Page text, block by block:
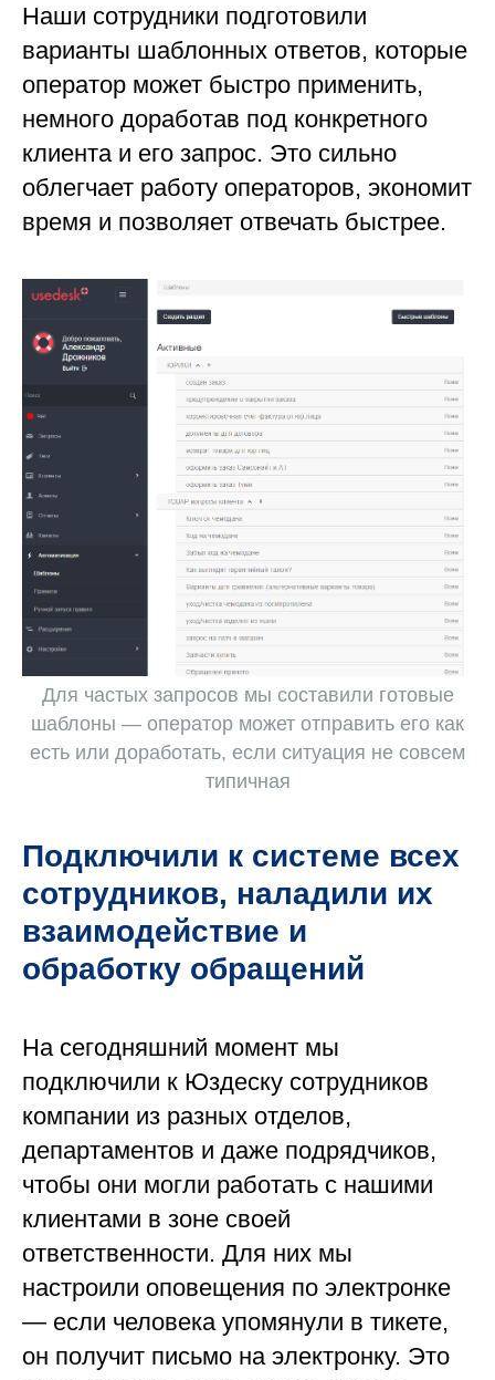
Наши сотрудники подготовили
варианты шаблонных ответов, которые
оператор может быстро применить,
немного доработав под конкретного
клиента и его запрос. Это сильно
облегчает работу операторов, экономит
время и позволяет отвечать быстрее.
Для частых запросов мы составили готовые
шаблоны — оператор может отправить его как
есть или доработать, если ситуация не совсем
типичная
Подключили к системе всех
сотрудников, наладили их
взаимодействие и
обработку обращений
На сегодняшний момент мы
подключили к Юздеску сотрудников
компании из разных отделов,
департаментов и даже подрядчиков,
чтобы они могли работать с нашими
клиентами в зоне своей
ответственности. Для них мы
настроили оповещения по электронке
— если человека упомянули в тикете,
он получит письмо на электронку. Это